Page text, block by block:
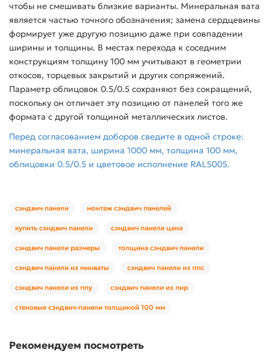
чтобы не смешивать близкие варианты. Минеральная вата
является частью точного обозначения; замена сердцевины
формирует уже другую позицию даже при совпадении
ширины и толщины. В местах перехода к соседним
конструкциям толщину 100 мм учитывают в геометрии
откосов, торцевых закрытий и других сопряжений.
Параметр облицовок 0.5/0.5 сохраняют без сокращений,
поскольку он отличает эту позицию от панелей того же
формата с другой толщиной металлических листов.
Перед согласованием доборов сведите в одной строке:
минеральная вата, ширина 1000 мм, толщина 100 мм,
облицовки 0.5/0.5 и цветовое исполнение RAL5005.
сэндвич панели монтаж сэндвич панелей
купить сэндвич панели сэндвич панели цена
сэндвич панели размеры толщина сэндвич панели
сэндвич панели из минваты сэндвич панели из ппс
сэндвич панели из ппу сэндвич панели из пир
стеновые сэндвич-панели толщиной 100 мм
Рекомендуем посмотреть